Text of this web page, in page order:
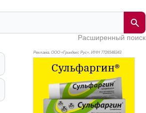
Расширенный поиск
Реклама. ООО «Гриндекс Рус», ИНН 7726548343